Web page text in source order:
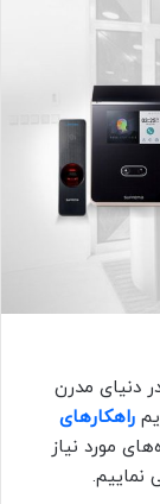
دنیای مدرن
راهکارهای
مورد نیاز
نماییم.